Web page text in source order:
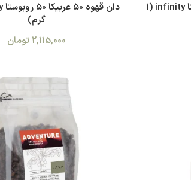
دان قهوه ۵۰ عربیکا ۵۰ روبوستا infinity (۱
گرم)
2,115,000 تومان